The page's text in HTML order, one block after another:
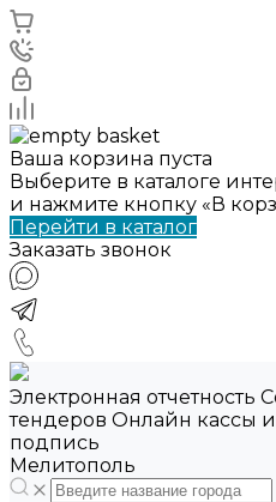
Ваша корзина пуста
Выберите в каталоге
и нажмите кнопку «В
Перейти в каталог
Заказать звонок
Электронная отчетность
тендеров Онлайн кассы
подпись
Мелитополь